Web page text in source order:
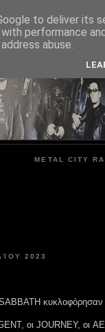
METAL CITY
2023
οι JOURNEY, οι
to deliver its
performance
abuse.